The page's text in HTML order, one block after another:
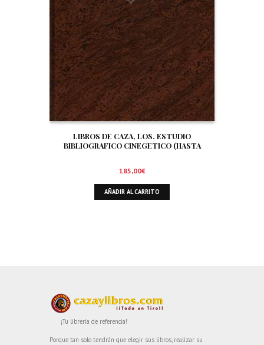
LIBROS DE CAZA, LOS. ESTUDIO
BIBLIOGRAFICO CINEGETICO (HASTA
185,00€
AÑADIR AL CARRITO
¡Tu librería de referencia!
Porque tan solo tendrán que elegir sus libros, realizar su